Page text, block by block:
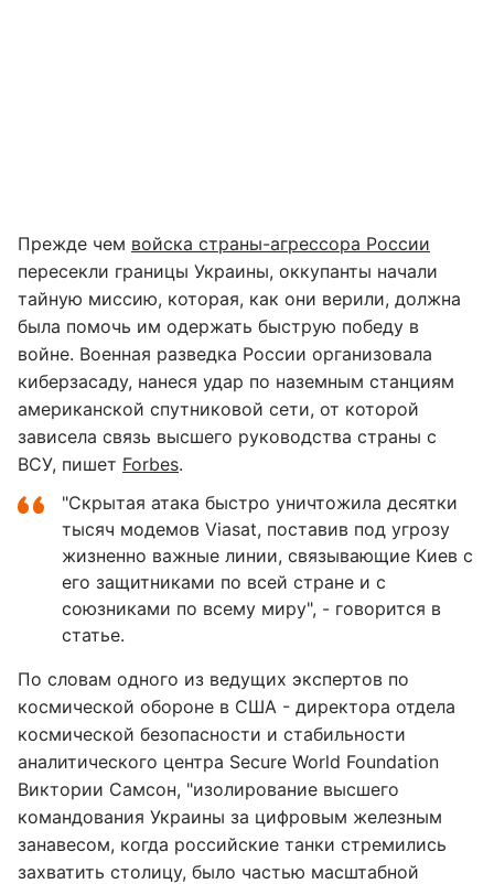
Прежде чем войска страны-агрессора России
пересекли границы Украины, оккупанты начали
тайную миссию, которая, как они верили, должна
была помочь им одержать быструю победу в
войне. Военная разведка России организовала
киберзасаду, нанеся удар по наземным станциям
американской спутниковой сети, от которой
зависела связь высшего руководства страны с
ВСУ, пишет Forbes.
"Скрытая атака быстро уничтожила десятки
тысяч модемов Viasat, поставив под угрозу
жизненно важные линии, связывающие Киев с
его защитниками по всей стране и с
союзниками по всему миру", - говорится в
статье.
По словам одного из ведущих экспертов по
космической обороне в США - директора отдела
космической безопасности и стабильности
аналитического центра Secure World Foundation
Виктории Самсон, "изолирование высшего
командования Украины за цифровым железным
занавесом, когда российские танки стремились
захватить столицу, было частью масштабной